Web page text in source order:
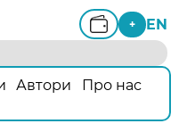
+ EN
Автори
Про нас